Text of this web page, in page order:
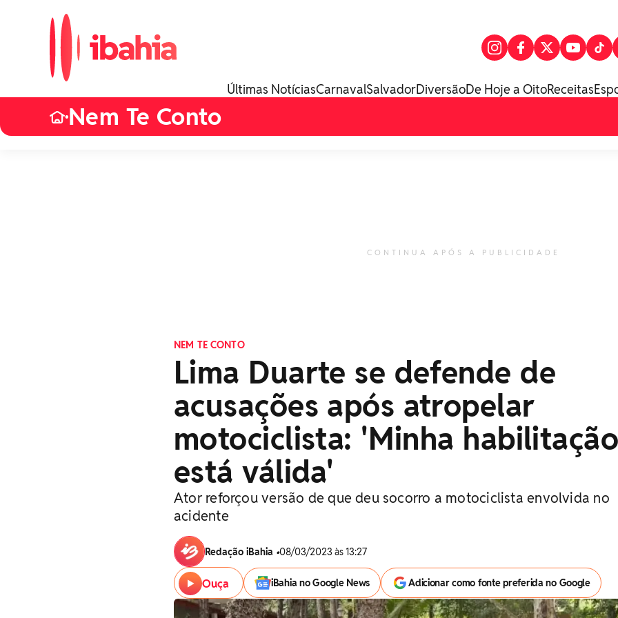
Últimas NotíciasCarnavalSalvadorDiversãoDe Hoje a OitoReceitas
•Nem Te Conto
CONTINUA APÓS A PUBLICIDADE
NEM TE CONTO
Lima Duarte se defende de
acusações após atropelar
motociclista: 'Minha
está válida'
Ator reforçou versão de que deu socorro a motociclista envolvida no
acidente
Redação iBahia •08/03/2023 às 13:27
Ouça iBahia no Google News Adicionar como fonte preferida no Google